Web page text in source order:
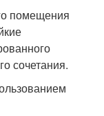
помещения
сочетания.